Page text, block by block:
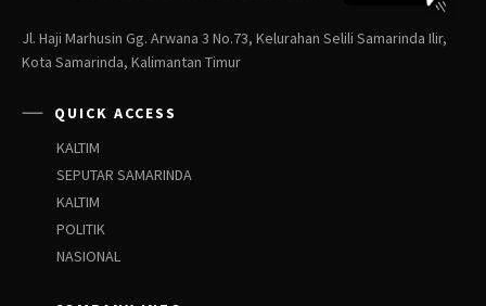
Jl. Haji Marhusin Gg. Arwana 3 No.73, Kelurahan Selili Samarinda Ilir,
Kota Samarinda, Kalimantan Timur
QUICK ACCESS
KALTIM
SEPUTAR SAMARINDA
KALTIM
POLITIK
NASIONAL